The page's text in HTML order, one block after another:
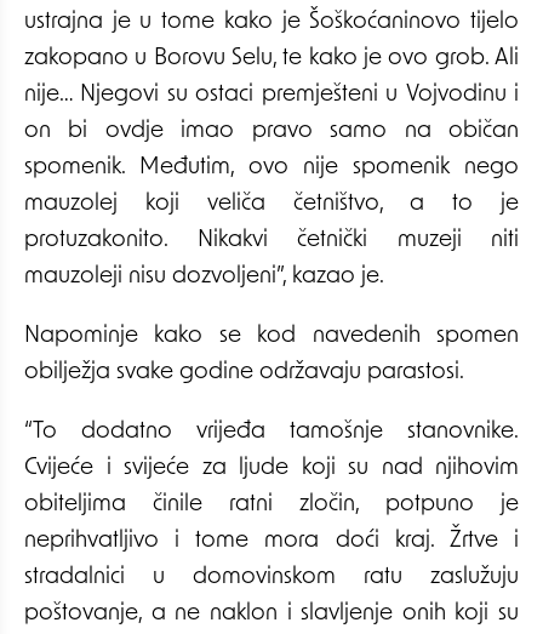
ustrajna je u tome kako je Šoškoćaninovo tijelo
zakopano u Borovu Selu, te kako je ovo grob. Ali
nije… Njegovi su ostaci premješteni u Vojvodinu i
on bi ovdje imao pravo samo na običan
spomenik. Međutim, ovo nije spomenik nego
mauzolej koji veliča četništvo, a to je
protuzakonito. Nikakvi četnički muzeji niti
mauzoleji nisu dozvoljeni”, kazao je.
Napominje kako se kod navedenih spomen
obilježja svake godine održavaju parastosi.
“To dodatno vrijeđa tamošnje stanovnike.
Cvijeće i svijeće za ljude koji su nad njihovim
obiteljima činile ratni zločin, potpuno je
neprihvatljivo i tome mora doći kraj. Žrtve i
stradalnici u domovinskom ratu zaslužuju
poštovanje, a ne naklon i slavljenje onih koji su